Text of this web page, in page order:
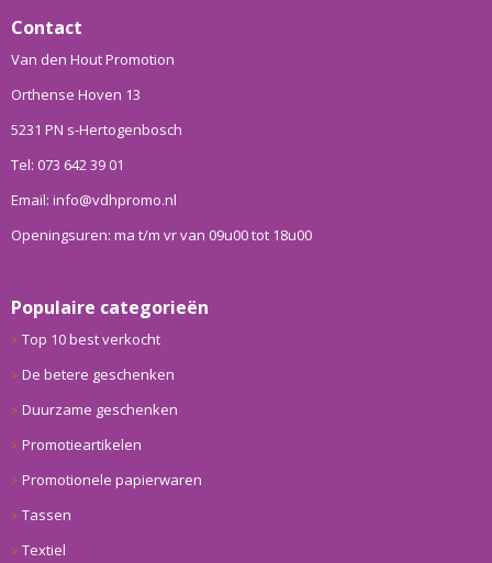
Contact
Van den Hout Promotion
Orthense Hoven 13
5231 PN s-Hertogenbosch
Tel: 073 642 39 01
Email: info@vdhpromo.nl
Openingsuren: ma t/m vr van 09u00 tot 18u00
Populaire categorieën
Top 10 best verkocht
De betere geschenken
Duurzame geschenken
Promotieartikelen
Promotionele papierwaren
Tassen
Textiel